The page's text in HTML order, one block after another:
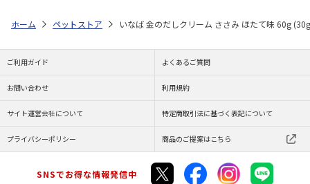
ホーム ペットストア いなば 金のだしクリーム ささみ ほたて味 60g
ご利用ガイド よくあるご質問
お問い合わせ 利用規約
サイト運営会社について 特定商取引法に基づく表記について
プライバシーポリシー 商品のご提案はこちら
SNSでお得な情報発信中